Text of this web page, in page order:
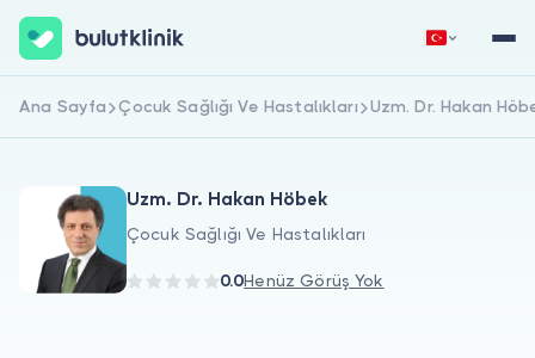
Hemen Kaydol Giriş Yap
Ana Sayfa Çocuk Sağlığı Ve Hastalıkları Uzm. Dr. Hakan
Uzm. Dr. Hakan Höbek
Çocuk Sağlığı Ve Hastalıkları
0.0Henüz Görüş Yok